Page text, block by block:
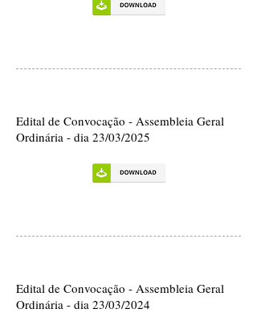
Edital de Convocação - Assembleia Geral
Ordinária - dia 23/03/2025
Edital de Convocação - Assembleia Geral
Ordinária - dia 23/03/2024